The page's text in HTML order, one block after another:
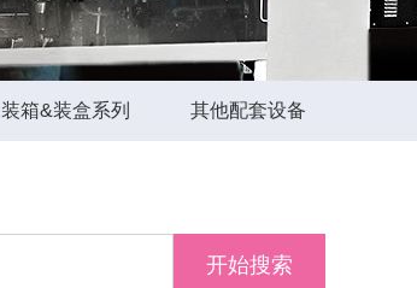
装箱&装盒系列 其他配套设备